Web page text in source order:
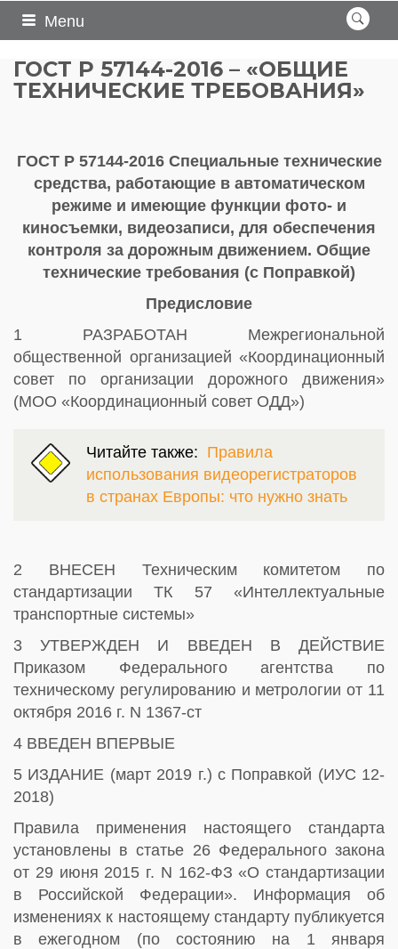
Menu
ГОСТ Р 57144-2016 – «ОБЩИЕ
ТЕХНИЧЕСКИЕ ТРЕБОВАНИЯ»
ГОСТ Р 57144-2016 Специальные технические
средства, работающие в автоматическом
режиме и имеющие функции фото- и
киносъемки, видеозаписи, для обеспечения
контроля за дорожным движением. Общие
технические требования (с Поправкой)
Предисловие
1 РАЗРАБОТАН Межрегиональной
общественной организацией «Координационный
совет по организации дорожного движения»
(МОО «Координационный совет ОДД»)
Читайте также: Правила
использования видеорегистраторов
в странах Европы: что нужно знать
2 ВНЕСЕН Техническим комитетом по
стандартизации ТК 57 «Интеллектуальные
транспортные системы»
3 УТВЕРЖДЕН И ВВЕДЕН В ДЕЙСТВИЕ
Приказом Федерального агентства по
техническому регулированию и метрологии от 11
октября 2016 г. N 1367-ст
4 ВВЕДЕН ВПЕРВЫЕ
5 ИЗДАНИЕ (март 2019 г.) с Поправкой (ИУС 12-
2018)
Правила применения настоящего стандарта
установлены в статье 26 Федерального закона
от 29 июня 2015 г. N 162-ФЗ «О стандартизации
в Российской Федерации». Информация об
изменениях к настоящему стандарту публикуется
в ежегодном (по состоянию на 1 января